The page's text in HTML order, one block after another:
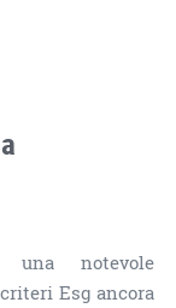
una notevole
Esg ancora